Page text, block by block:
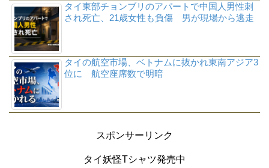
タイ東部チョンブリのアパートで中国人男性刺
され死亡、21歳女性も負傷 男が現場から逃走
タイの航空市場、ベトナムに抜かれ東南アジア3
位に 航空座席数で明暗
スポンサーリンク
タイ妖怪Tシャツ発売中